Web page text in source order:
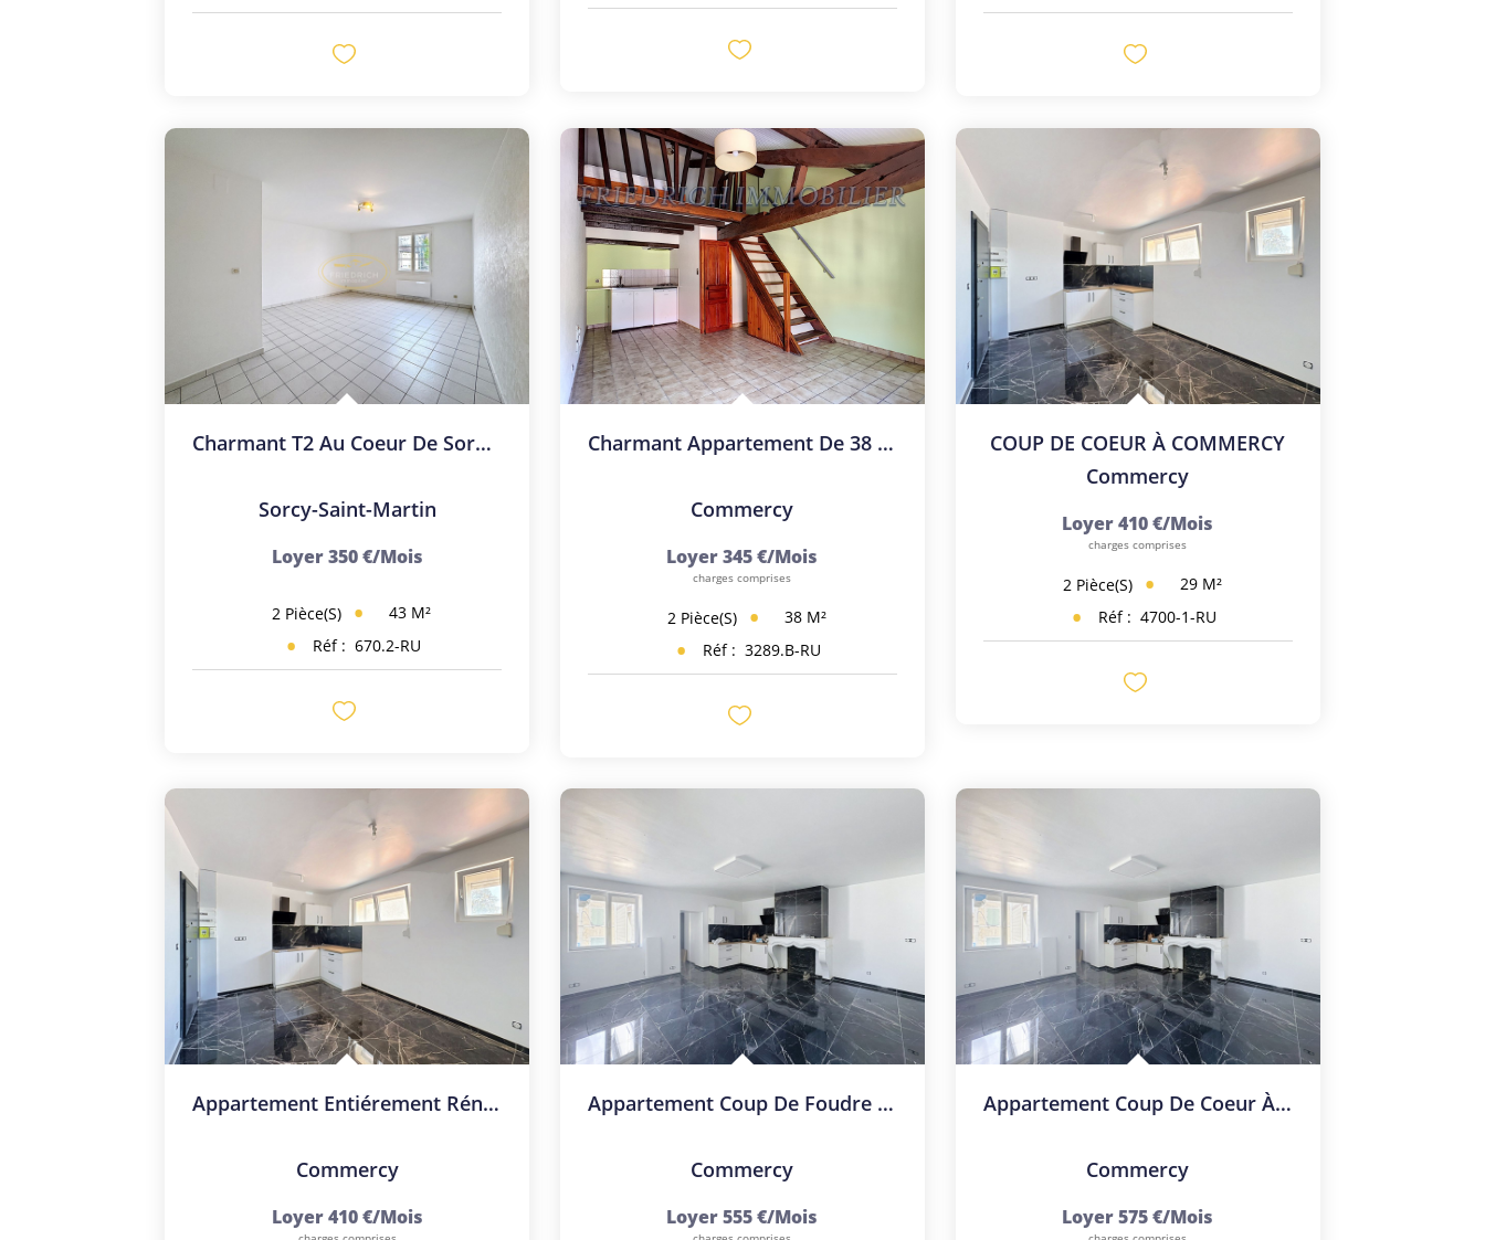
Charmant T2 Au Coeur De Sorcy-Saint-Martin !
Sorcy-Saint-Martin
Loyer 350 €/mois
2 Pièce(s) 43 M²
Réf : 670.2-RU
Charmant Appartement De 38 M2 En Plein Coeur De COMMERCY !
Commercy
Loyer 345 €/mois
charges comprises
2 Pièce(s) 38 M²
Réf : 3289.B-RU
COUP DE COEUR À COMMERCY
Commercy
Loyer 410 €/mois
charges comprises
2 Pièce(s) 29 M²
Réf : 4700-1-RU
Appartement Entiérement Rénové À COMMERCY !
Commercy
Loyer 410 €/mois
Appartement Coup De Foudre À COMMERCY !
Commercy
Loyer 555 €/mois
Appartement Coup De Coeur À COMMERCY !
Commercy
Loyer 575 €/mois